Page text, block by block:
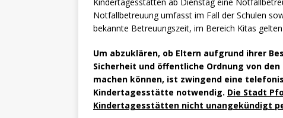
Notfallbetreuung umfasst im Fall der Schulen
bekannte Betreuungszeit, im Bereich Kitas
Um abzuklären, ob Eltern aufgrund ihrer
Sicherheit und öffentliche Ordnung von
machen können, ist zwingend eine
Kindertagesstätte notwendig. Die Stadt
Kindertagesstätten nicht unangekündigt